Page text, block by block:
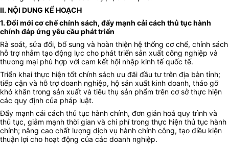
II. NỘI DUNG KẾ HOẠCH
1. Đổi mới cơ chế chính sách, đẩy mạnh cải cách thủ tục hành
chính đáp ứng yêu cầu phát triển
Rà soát, sửa đổi, bổ sung và hoàn thiện hệ thống cơ chế, chính sách
hỗ trợ nhằm tạo động lực cho phát triển sản xuất công nghiệp và
thương mại phù hợp với cam kết hội nhập kinh tế quốc tế.
Triển khai thực hiện tốt chính sách ưu đãi đầu tư trên địa bàn tỉnh;
tiếp cận và hỗ trợ doanh nghiệp, hộ sản xuất kinh doanh, tháo gỡ
khó khăn trong sản xuất và tiêu thụ sản phẩm trên cơ sở thực hiện
các quy định của pháp luật.
Đẩy mạnh cải cách thủ tục hành chính, đơn giản hoá quy trình và
thủ tục, giảm mạnh thời gian và chi phí trong thực hiện thủ tục hành
chính; nâng cao chất lượng dịch vụ hành chính công, tạo điều kiện
thuận lợi cho hoạt động của các doanh nghiệp.